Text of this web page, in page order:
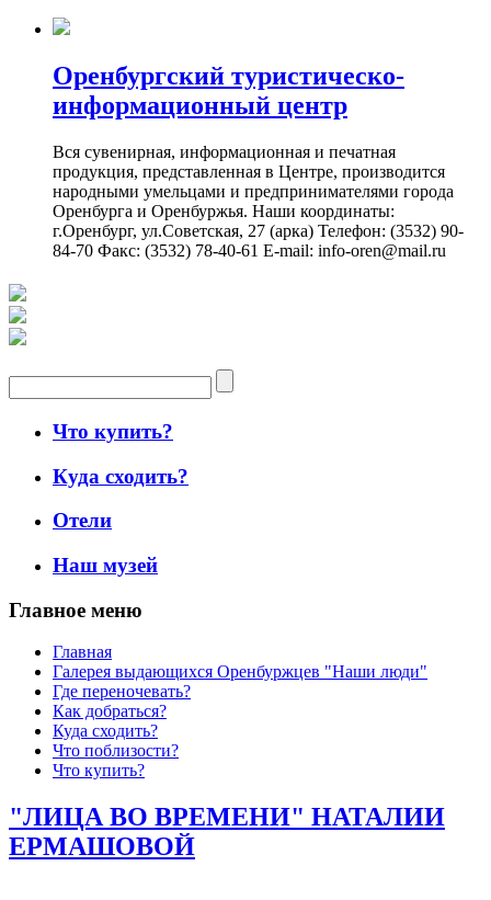
Оренбургский туристическо-
информационный центр
Вся сувенирная, информационная и печатная
продукция, представленная в Центре, производится
народными умельцами и предпринимателями города
Оренбурга и Оренбуржья. Наши координаты:
г.Оренбург, ул.Советская, 27 (арка) Телефон: (3532) 90-
84-70 Факс: (3532) 78-40-61 E-mail: info-oren@mail.ru
Что купить?
Куда сходить?
Отели
Наш музей
Главное меню
Главная
Галерея выдающихся Оренбуржцев "Наши люди"
Где переночевать?
Как добраться?
Куда сходить?
Что поблизости?
Что купить?
"ЛИЦА ВО ВРЕМЕНИ" НАТАЛИИ
ЕРМАШОВОЙ